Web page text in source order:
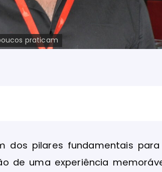
praticam
dos pilares fundamentais
de uma experiência